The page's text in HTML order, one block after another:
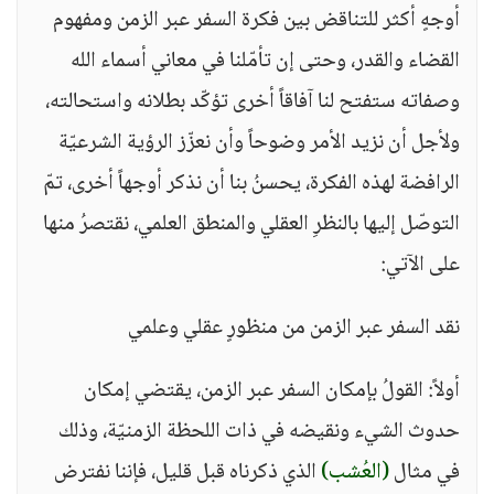
أوجهٍ أكثر للتناقض بين فكرة السفر عبر الزمن ومفهوم
القضاء والقدر، وحتى إن تأمّلنا في معاني أسماء الله
وصفاته ستفتح لنا آفاقاً أخرى تؤكّد بطلانه واستحالته،
ولأجل أن نزيد الأمر وضوحاً وأن نعزّز الرؤية الشرعيّة
الرافضة لهذه الفكرة، يحسنُ بنا أن نذكر أوجهاً أخرى، تمّ
التوصّل إليها بالنظرِ العقلي والمنطق العلمي، نقتصرُ منها
على الآتي:
نقد السفر عبر الزمن من منظورٍ عقلي وعلمي
أولاً: القولُ بإمكان السفر عبر الزمن، يقتضي إمكان
حدوث الشيء ونقيضه في ذات اللحظة الزمنيّة، وذلك
في مثال(العُشب)الذي ذكرناه قبل قليل، فإننا نفترض